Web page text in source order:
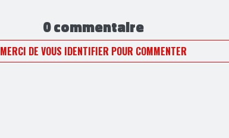
0 commentaire
MERCI DE VOUS IDENTIFIER POUR COMMENTER